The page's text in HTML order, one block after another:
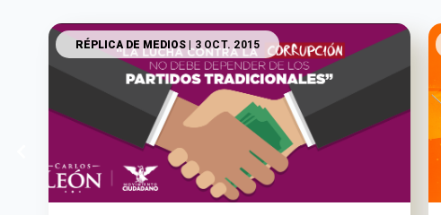
RÉPLICA DE MEDIOS | 3 OCT. 2015